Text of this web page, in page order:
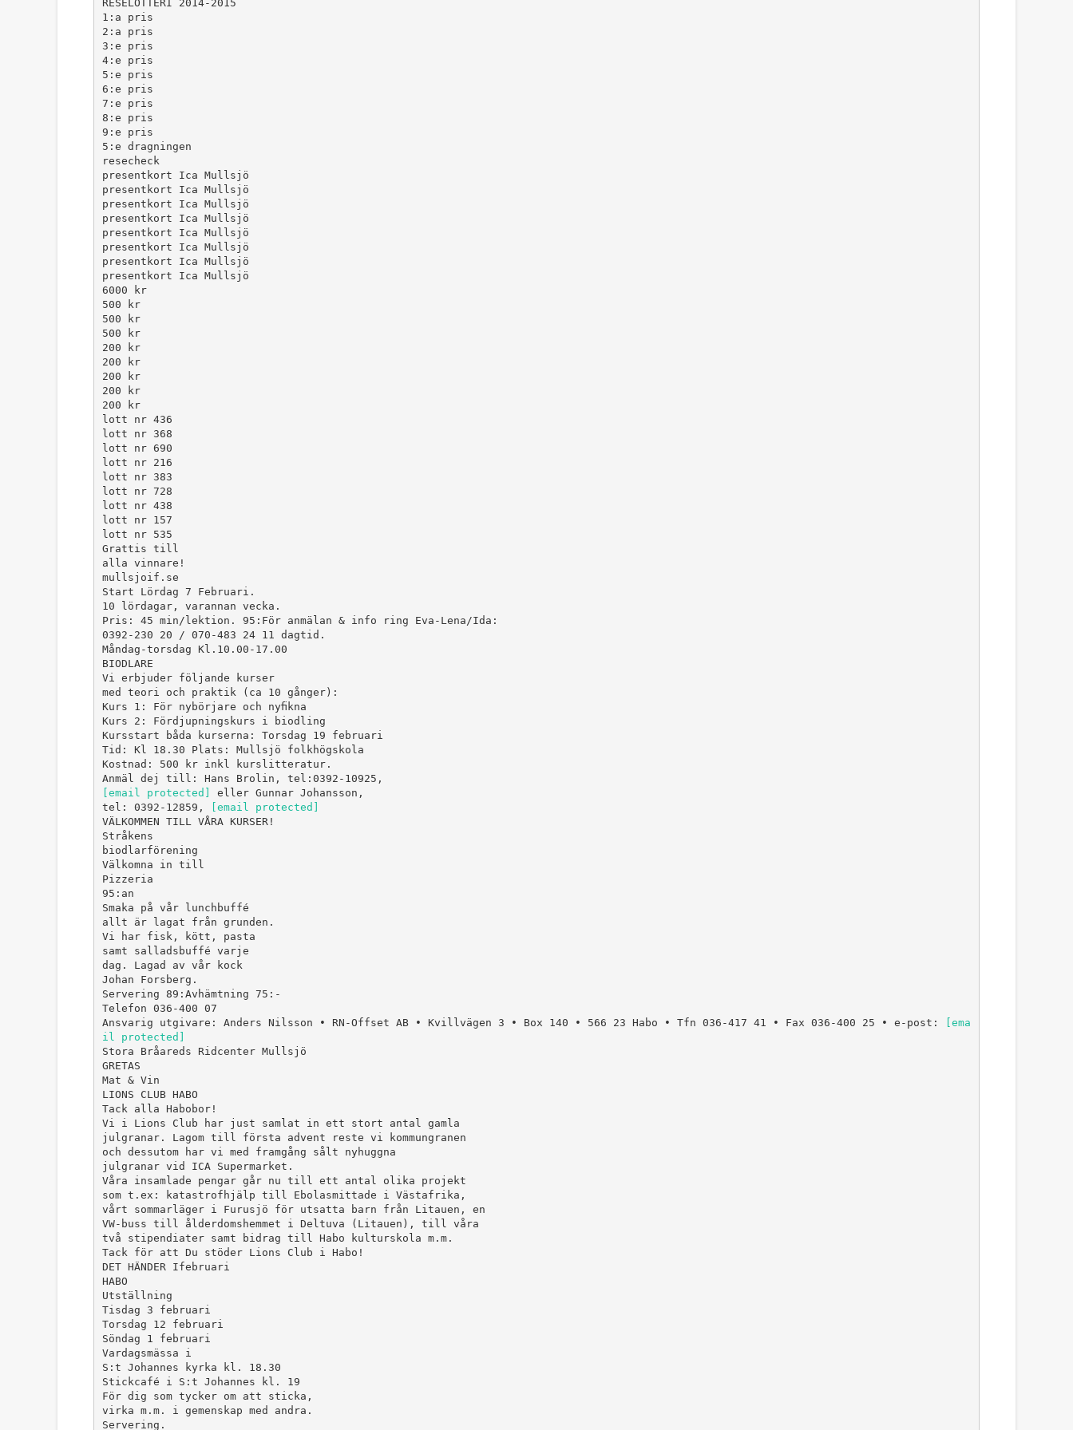
RESELOTTERI 2014-2015
1:a pris
2:a pris
3:e pris
4:e pris
5:e pris
6:e pris
7:e pris
8:e pris
9:e pris
5:e dragningen
resecheck
presentkort Ica Mullsjö
presentkort Ica Mullsjö
presentkort Ica Mullsjö
presentkort Ica Mullsjö
presentkort Ica Mullsjö
presentkort Ica Mullsjö
presentkort Ica Mullsjö
presentkort Ica Mullsjö
6000 kr
500 kr
500 kr
500 kr
200 kr
200 kr
200 kr
200 kr
200 kr
lott nr 436
lott nr 368
lott nr 690
lott nr 216
lott nr 383
lott nr 728
lott nr 438
lott nr 157
lott nr 535
Grattis till
alla vinnare!
mullsjoif.se
Start Lördag 7 Februari.
10 lördagar, varannan vecka.
Pris: 45 min/lektion. 95:För anmälan & info ring Eva-Lena/Ida:
0392-230 20 / 070-483 24 11 dagtid.
Måndag-torsdag Kl.10.00-17.00
BIODLARE
Vi erbjuder följande kurser
med teori och praktik (ca 10 gånger):
Kurs 1: För nybörjare och nyﬁkna
Kurs 2: Fördjupningskurs i biodling
Kursstart båda kurserna: Torsdag 19 februari
Tid: Kl 18.30 Plats: Mullsjö folkhögskola
Kostnad: 500 kr inkl kurslitteratur.
[email protected]
eller Gunnar Johansson,
tel: 0392-12859,
[email protected]
VÄLKOMMEN TILL VÅRA KURSER!
Stråkens
biodlarförening
Välkomna in till
Pizzeria
95:an
Smaka på vår lunchbuffé
allt är lagat från grunden.
Vi har fisk, kött, pasta
samt salladsbuffé varje
dag. Lagad av vår kock
Johan Forsberg.
Servering 89:Avhämtning 75:-
Telefon 036-400 07
Ansvarig utgivare: Anders Nilsson • RN-Offset AB • Kvillvägen 3 • Box 140 • 566 23 Habo • Tfn 036-417 41 • Fax 036-400 25 • e-post:
[ema
il protected]
Stora Bråareds Ridcenter Mullsjö
GRETAS
Mat & Vin
LIONS CLUB HABO
Tack alla Habobor!
Vi i Lions Club har just samlat in ett stort antal gamla
julgranar. Lagom till första advent reste vi kommungranen
och dessutom har vi med framgång sålt nyhuggna
julgranar vid ICA Supermarket.
Våra insamlade pengar går nu till ett antal olika projekt
som t.ex: katastrofhjälp till Ebolasmittade i Västafrika,
vårt sommarläger i Furusjö för utsatta barn från Litauen, en
VW-buss till ålderdomshemmet i Deltuva (Litauen), till våra
två stipendiater samt bidrag till Habo kulturskola m.m.
Tack för att Du stöder Lions Club i Habo!
DET HÄNDER Ifebruari
HABO
Utställning
Tisdag 3 februari
Torsdag 12 februari
Söndag 1 februari
Vardagsmässa i
S:t Johannes kyrka kl. 18.30
Stickcafé i S:t Johannes kl. 19
För dig som tycker om att sticka,
virka m.m. i gemenskap med andra.
Servering.